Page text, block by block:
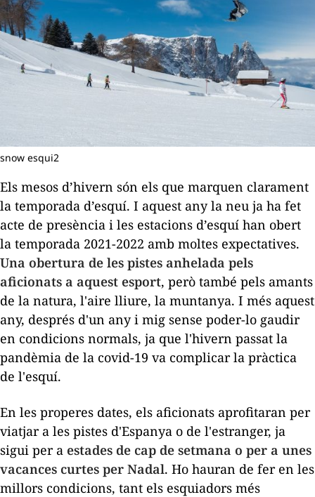
snow esqui2
Els mesos d’hivern són els que marquen clarament
la temporada d’esquí. I aquest any la neu ja ha fet
acte de presència i les estacions d’esquí han obert
la temporada 2021-2022 amb moltes expectatives.
Una obertura de les pistes anhelada pels
aficionats a aquest esport, però també pels amants
de la natura, l'aire lliure, la muntanya. I més aquest
any, després d'un any i mig sense poder-lo gaudir
en condicions normals, ja que l'hivern passat la
pandèmia de la covid-19 va complicar la pràctica
de l'esquí.
En les properes dates, els aficionats aprofitaran per
viatjar a les pistes d'Espanya o de l'estranger, ja
sigui per a estades de cap de setmana o per a unes
vacances curtes per Nadal. Ho hauran de fer en les
millors condicions, tant els esquiadors més